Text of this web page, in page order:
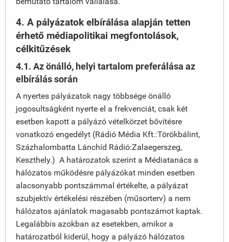
4. A pályázatok elbírálása alapján tetten
érhető médiapolitikai megfontolások,
célkitűzések
4.1. Az önálló, helyi tartalom preferálása az
elbírálás során
A nyertes pályázatok nagy többsége önálló
jogosultságként nyerte el a frekvenciát, csak két
esetben kapott a pályázó vételkörzet bővítésre
vonatkozó engedélyt (Rádió Média Kft.:Törökbálint,
Százhalombatta Lánchíd Rádió:Zalaegerszeg,
Keszthely.) A határozatok szerint a Médiatanács a
hálózatos működésre pályázókat minden esetben
alacsonyabb pontszámmal értékelte, a pályázat
szubjektív értékelési részében (műsorterv) a nem
hálózatos ajánlatok magasabb pontszámot kaptak.
Legalábbis azokban az esetekben, amikor a
határozatból kiderül, hogy a pályázó hálózatos